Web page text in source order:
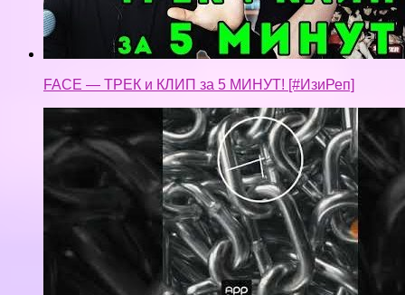
Заработок на телефоне «Апп Цент»